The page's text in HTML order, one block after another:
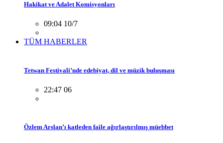
Hakikat ve Adalet Komisyonları
09:04 10/7
TÜM HABERLER
Tetwan Festivali’nde edebiyat, dil ve müzik buluşması
22:47 06
Özlem Arslan’ı katleden faile ağırlaştırılmış müebbet